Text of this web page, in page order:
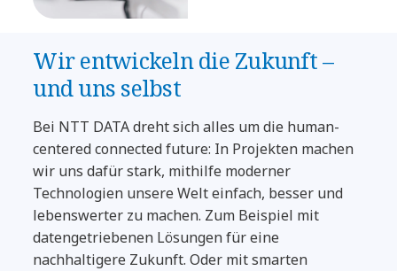
Wir entwickeln die Zukunft –
und uns selbst
Bei NTT DATA dreht sich alles um die human-
centered connected future: In Projekten machen
wir uns dafür stark, mithilfe moderner
Technologien unsere Welt einfach, besser und
lebenswerter zu machen. Zum Beispiel mit
datengetriebenen Lösungen für eine
nachhaltigere Zukunft. Oder mit smarten